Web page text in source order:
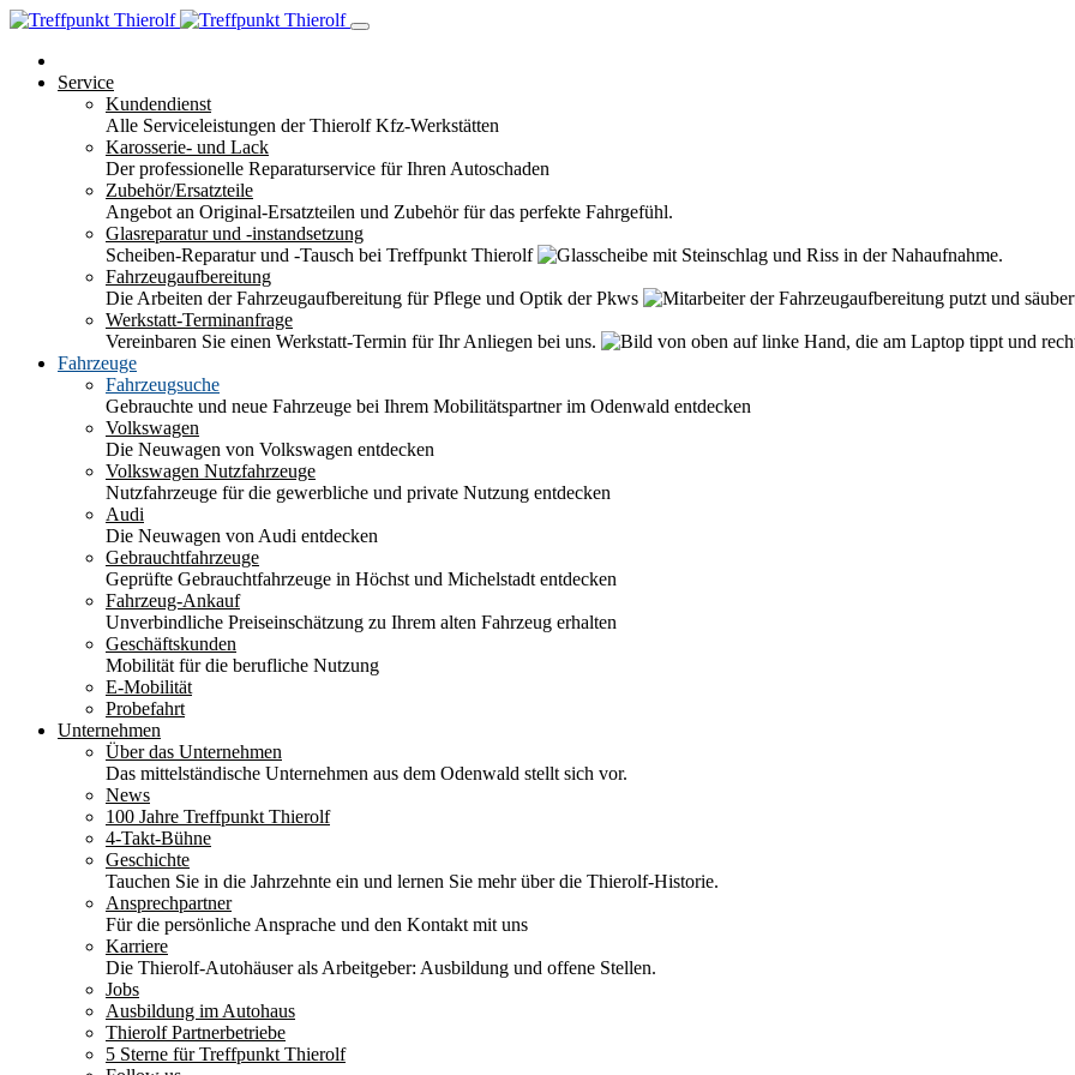
Service
Kundendienst
Alle Serviceleistungen der Thierolf Kfz-Werkstätten
Karosserie- und Lack
Der professionelle Reparaturservice für Ihren Autoschaden
Zubehör/Ersatzteile
Angebot an Original-Ersatzteilen und Zubehör für das perfekte Fahrgefühl.
Glasreparatur und -instandsetzung
Scheiben-Reparatur und -Tausch bei Treffpunkt Thierolf
Fahrzeugaufbereitung
Die Arbeiten der Fahrzeugaufbereitung für Pflege und Optik der Pkws
Werkstatt-Terminanfrage
Vereinbaren Sie einen Werkstatt-Termin für Ihr Anliegen bei uns.
Fahrzeuge
Fahrzeugsuche
Gebrauchte und neue Fahrzeuge bei Ihrem Mobilitätspartner im Odenwald entdecken
Volkswagen
Die Neuwagen von Volkswagen entdecken
Volkswagen Nutzfahrzeuge
Nutzfahrzeuge für die gewerbliche und private Nutzung entdecken
Audi
Die Neuwagen von Audi entdecken
Gebrauchtfahrzeuge
Geprüfte Gebrauchtfahrzeuge in Höchst und Michelstadt entdecken
Fahrzeug-Ankauf
Unverbindliche Preiseinschätzung zu Ihrem alten Fahrzeug erhalten
Geschäftskunden
Mobilität für die berufliche Nutzung
E-Mobilität
Probefahrt
Unternehmen
Über das Unternehmen
Das mittelständische Unternehmen aus dem Odenwald stellt sich vor.
News
100 Jahre Treffpunkt Thierolf
4-Takt-Bühne
Geschichte
Tauchen Sie in die Jahrzehnte ein und lernen Sie mehr über die Thierolf-Historie.
Ansprechpartner
Für die persönliche Ansprache und den Kontakt mit uns
Karriere
Die Thierolf-Autohäuser als Arbeitgeber: Ausbildung und offene Stellen.
Jobs
Ausbildung im Autohaus
Thierolf Partnerbetriebe
5 Sterne für Treffpunkt Thierolf